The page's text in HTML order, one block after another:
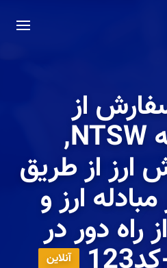
از
طریق سامانه NTSW,
ارز از طریق
ارز و
راه دور در
آنلاین